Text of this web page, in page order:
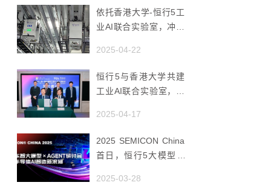
依托香港大学-恒行5工
业AI联合实验室，冲破
花板”
2025-04-22
恒行5与香港大学共建
工业AI联合实验室，推
创新枢纽
2025-04-17
2025 SEMICON China
首日，恒行5大模型 ×
体AI智造新浪潮
2025-03-28